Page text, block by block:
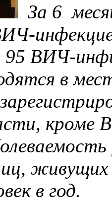
За 6
95 ВИЧ-
в
кроме
в год.